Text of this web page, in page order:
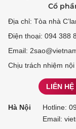
Cổ
Địa chỉ: Tòa nhà
Điện thoại: 094 388
Email:
Chịu trách nhiệm
LIÊN
Hà Nội Hotline:
Email: